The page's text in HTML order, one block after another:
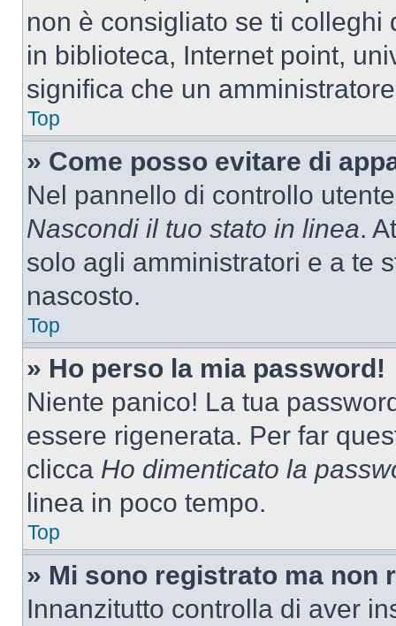
non è consigliato se ti
in biblioteca, Internet point,
significa che un
Top
» Come posso evitare di
Nel pannello di controllo
Nascondi il tuo stato in linea.
solo agli amministratori e a te
nascosto.
Top
» Ho perso la mia password!
Niente panico! La tua
essere rigenerata. Per far
clicca Ho dimenticato la
linea in poco tempo.
Top
» Mi sono registrato ma non
Innanzitutto controlla di aver